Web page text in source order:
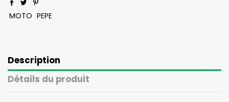
MOTO PEPE
Description
Détails du produit